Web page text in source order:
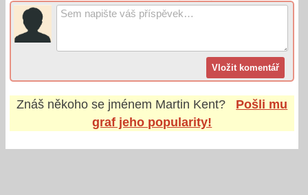
Znáš někoho se jménem Martin Kent?
Pošli mu
graf jeho popularity!